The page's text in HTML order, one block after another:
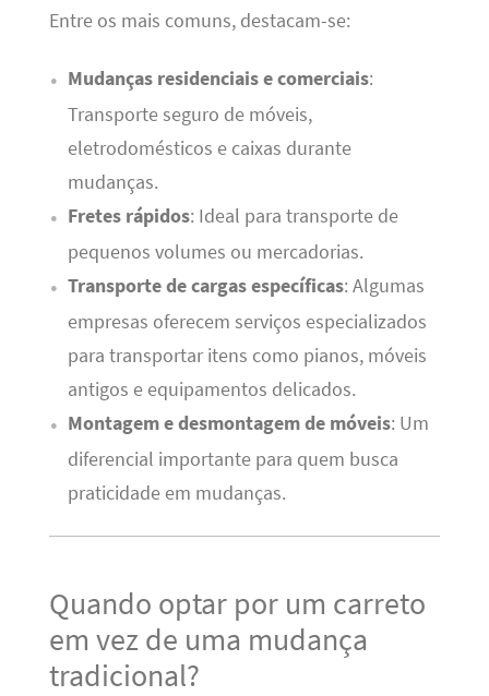
Entre os mais comuns, destacam-se:
Mudanças residenciais e comerciais:
Transporte seguro de móveis,
eletrodomésticos e caixas durante
mudanças.
Fretes rápidos: Ideal para transporte de
pequenos volumes ou mercadorias.
Transporte de cargas específicas: Algumas
empresas oferecem serviços especializados
para transportar itens como pianos, móveis
antigos e equipamentos delicados.
Montagem e desmontagem de móveis: Um
diferencial importante para quem busca
praticidade em mudanças.
Quando optar por um carreto
em vez de uma mudança
tradicional?